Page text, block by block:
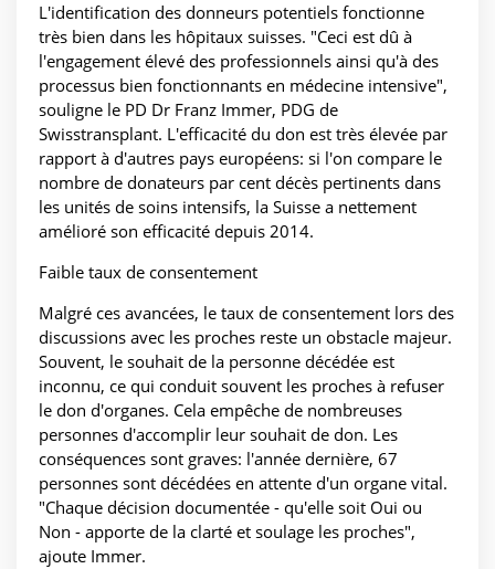
L'identification des donneurs potentiels fonctionne
très bien dans les hôpitaux suisses. "Ceci est dû à
l'engagement élevé des professionnels ainsi qu'à des
processus bien fonctionnants en médecine intensive",
souligne le PD Dr Franz Immer, PDG de
Swisstransplant. L'efficacité du don est très élevée par
rapport à d'autres pays européens: si l'on compare le
nombre de donateurs par cent décès pertinents dans
les unités de soins intensifs, la Suisse a nettement
amélioré son efficacité depuis 2014.
Faible taux de consentement
Malgré ces avancées, le taux de consentement lors des
discussions avec les proches reste un obstacle majeur.
Souvent, le souhait de la personne décédée est
inconnu, ce qui conduit souvent les proches à refuser
le don d'organes. Cela empêche de nombreuses
personnes d'accomplir leur souhait de don. Les
conséquences sont graves: l'année dernière, 67
personnes sont décédées en attente d'un organe vital.
"Chaque décision documentée - qu'elle soit Oui ou
Non - apporte de la clarté et soulage les proches",
ajoute Immer.